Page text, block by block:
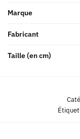
Marque
Fabricant
Taille (en cm)